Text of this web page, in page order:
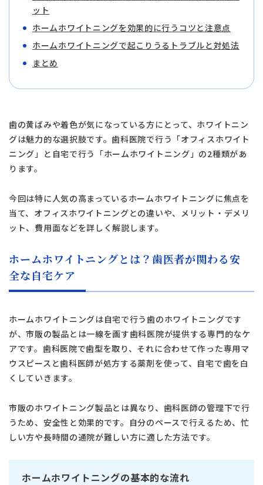
ット
ホームホワイトニングを効果的に行うコツと注意点
ホームホワイトニングで起こりうるトラブルと対処法
まとめ
歯の黄ばみや着色が気になっている方にとって、ホワイトニン
グは魅力的な選択肢です。歯科医院で行う「オフィスホワイト
ニング」と自宅で行う「ホームホワイトニング」の2種類があ
ります。
今回は特に人気の高まっているホームホワイトニングに焦点を
当て、オフィスホワイトニングとの違いや、メリット・デメリ
ット、費用面などを詳しく解説します。
ホームホワイトニングとは？歯医者が関わる安
全な自宅ケア
ホームホワイトニングは自宅で行う歯のホワイトニングです
が、市販の製品とは一線を画す歯科医院が提供する専門的なケ
アです。歯科医院で歯型を取り、それに合わせて作った専用マ
ウスピースと歯科医師が処方する薬剤を使って、自宅で歯を白
くしていきます。
市販のホワイトニング製品とは異なり、歯科医師の管理下で行
うため、安全性と効果的です。自分のペースで行えるため、忙
しい方や長時間の通院が難しい方に適した方法です。
ホームホワイトニングの基本的な流れ